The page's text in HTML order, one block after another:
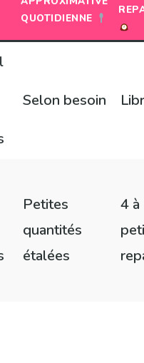
QUOTIDIENNE
Selon besoin
Petites
quantités
étalées
4 à